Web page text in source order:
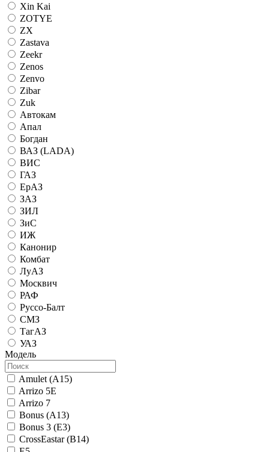
Xin Kai
ZOTYE
ZX
Zastava
Zeekr
Zenos
Zenvo
Zibar
Zuk
Автокам
Апал
Богдан
ВАЗ (LADA)
ВИС
ГАЗ
ЕрАЗ
ЗАЗ
ЗИЛ
ЗиС
ИЖ
Канонир
Комбат
ЛуАЗ
Москвич
РАФ
Руссо-Балт
СМЗ
ТагАЗ
УАЗ
Модель
Amulet (A15)
Arrizo 5E
Arrizo 7
Bonus (A13)
Bonus 3 (E3)
CrossEastar (B14)